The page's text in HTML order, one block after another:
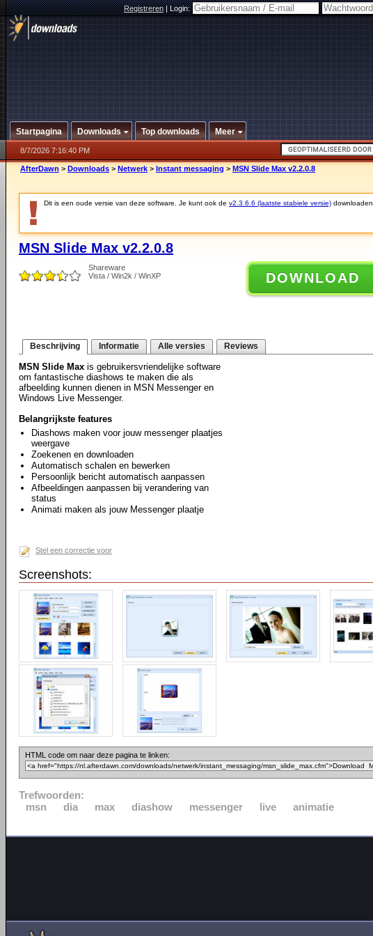
Registreren|Login:
Startpagina Downloads Top downloads Meer
8/7/2026 7:16:40 PM
AfterDawn > Downloads > Netwerk > Instant messaging > MSN Slide Max v2.2.0.8
Dit is een oude versie van deze software. Je kunt ook de v2.3.6.6 (laatste stabiele versie) downloaden.
MSN Slide Max v2.2.0.8
Shareware
Vista / Win2k / WinXP
DOWNLOAD
Beschrijving Informatie Alle versies Reviews
MSN Slide Max is gebruikersvriendelijke software
om fantastische diashows te maken die als
afbeelding kunnen dienen in MSN Messenger en
Windows Live Messenger.
Belangrijkste features
Diashows maken voor jouw messenger plaatjes
weergave
Zoekenen en downloaden
Automatisch schalen en bewerken
Persoonlijk bericht automatisch aanpassen
Afbeeldingen aanpassen bij verandering van
status
Animati maken als jouw Messenger plaatje
Stel een correctie voor
Screenshots:
HTML code om naar deze pagina te linken:
Trefwoorden:
msn
dia max diashow messenger live animatie